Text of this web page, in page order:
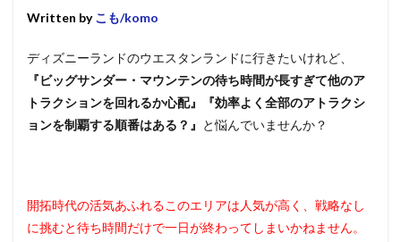
Written by こも/komo
ディズニーランドのウエスタンランドに行きたいけれど、
『ビッグサンダー・マウンテンの待ち時間が長すぎて他のア
トラクションを回れるか心配』『効率よく全部のアトラクシ
ョンを制覇する順番はある？』 と悩んでいませんか？
開拓時代の活気あふれるこのエリアは人気が高く、戦略なし
に挑むと待ち時間だけで一日が終わってしまいかねません。